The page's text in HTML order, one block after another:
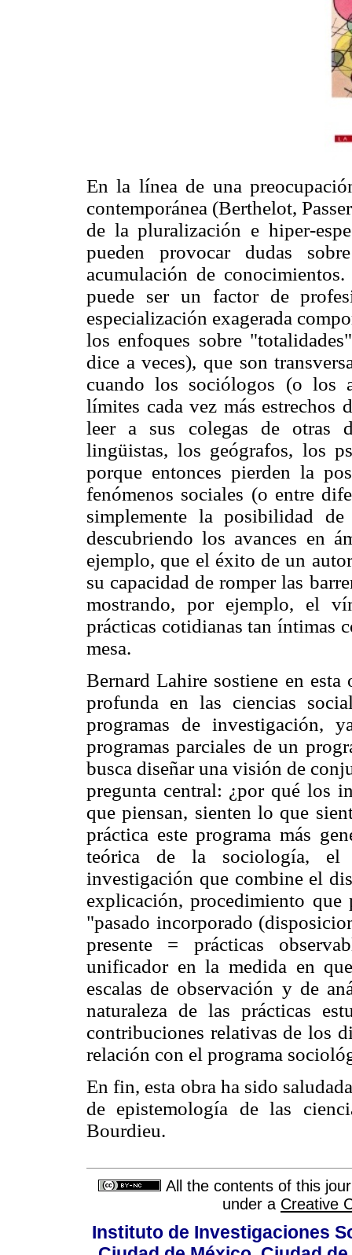
En la línea de una
contemporánea (Berthelot,
de la pluralización e hiper-
pueden provocar dudas
acumulación de
puede ser un factor de
especialización exagerada
los enfoques sobre
dice a veces), que son
cuando los sociólogos (o los
límites cada vez más estrechos
leer a sus colegas de otras
lingüistas, los geógrafos, los
porque entonces pierden la
fenómenos sociales (o entre
simplemente la posibilidad
descubriendo los avances en
ejemplo, que el éxito de un
su capacidad de romper las
mostrando, por ejemplo, el
prácticas cotidianas tan íntimas
mesa.
Bernard Lahire sostiene en
profunda en las ciencias
programas de investigación,
programas parciales de un
busca diseñar una visión de
pregunta central: ¿por qué los
que piensan, sienten lo que
práctica este programa más
teórica de la sociología, el
investigación que combine el
explicación, procedimiento
"pasado incorporado
presente = prácticas
unificador en la medida en
escalas de observación y de
naturaleza de las prácticas
contribuciones relativas de los
relación con el programa
En fin, esta obra ha sido
de epistemología de las
Bourdieu.
All the contents of this
under a Creative
Instituto de Investigaciones